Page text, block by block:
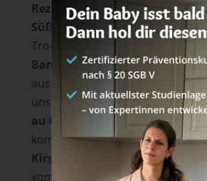
Rezeptegeben. Dabei kannst du
Süßes natürlicher zu süßen:
Trockenfrüchte wie
oder
Bananen sind für manche
ausreichende Süßmacher. Z. B.
unsereCrêpes mit
au Chocolat
und die
komplett ohne Zucker aus. Aber
Kirschmuffins
oder der
vom Blech sowie dieBrownies